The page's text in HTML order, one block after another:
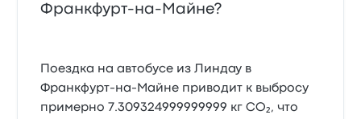
Франкфурт-на-Майне?
Поездка на автобусе из Линдау в
Франкфурт-на-Майне приводит к выбросу
примерно 7.309324999999999 кг CO₂, что